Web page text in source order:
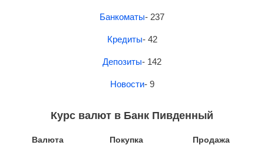
Банкоматы- 237
Кредиты- 42
Депозиты- 142
Новости- 9
Курс валют в Банк Пивденный
Валюта Покупка Продажа